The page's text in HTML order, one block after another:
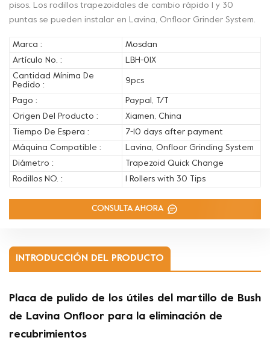
pisos. Los rodillos trapezoidales de cambio rápido 1 y 30
puntas se pueden instalar en Lavina, Onfloor Grinder System.
Marca :
Mosdan
Artículo No. :
LBH-01X
Cantidad Mínima De
Pedido :
9pcs
Pago :
Paypal, T/T
Origen Del Producto :
Xiamen, China
Tiempo De Espera :
7-10 days after payment
Máquina Compatible :
Lavina, Onfloor Grinding System
Diámetro :
Trapezoid Quick Change
Rodillos NO. :
1 Rollers with 30 Tips
CONSULTA AHORA
INTRODUCCIÓN DEL PRODUCTO
Placa de pulido de los útiles del martillo de Bush
de Lavina Onfloor para la eliminación de
recubrimientos